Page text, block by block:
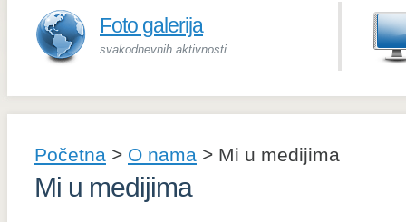
Foto galerija
svakodnevnih aktivnosti...
Početna > O nama > Mi u medijima
Mi u medijima